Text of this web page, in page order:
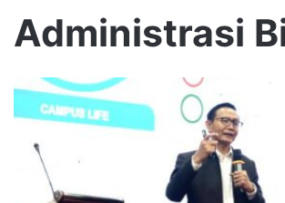
Administrasi